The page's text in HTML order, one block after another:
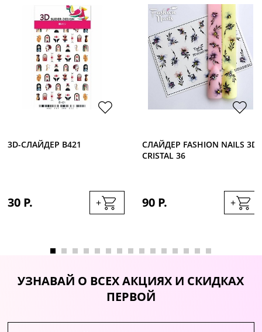
3D-CЛАЙДЕР B421
30 Р. +
СЛАЙДЕР FASHION NAILS 3D
CRISTAL 36
90 Р. +
УЗНАВАЙ О ВСЕХ АКЦИЯХ И СКИДКАХ
ПЕРВОЙ